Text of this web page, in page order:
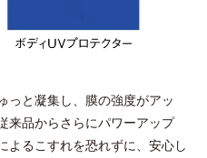
っと凝集し、膜の強度がアッ
来品からさらにパワーアップ
よるこすれを恐れずに、安心し